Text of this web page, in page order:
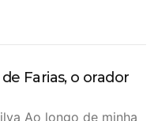
Farias, o orador
Ao longo de minha